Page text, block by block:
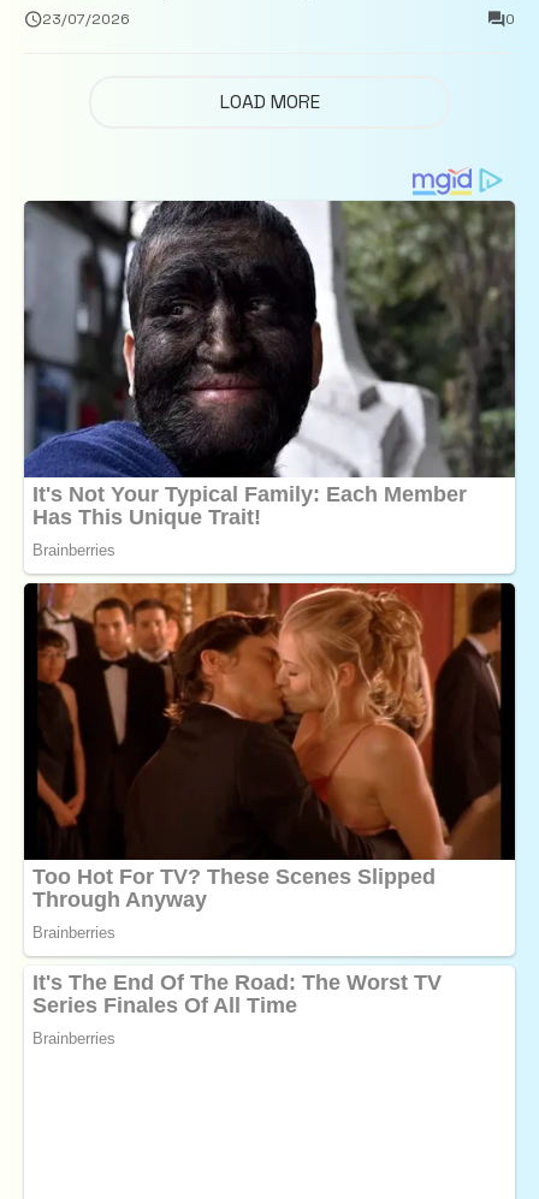
închisoare
23/07/2026 0
LOAD MORE